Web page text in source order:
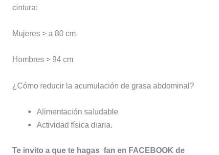
cintura:
Mujeres > a 80 cm
Hombres > 94 cm
¿Cómo reducir la acumulación de grasa abdominal?
Alimentación saludable
Actividad física diaria.
Te invito a que te hagas fan en FACEBOOK de